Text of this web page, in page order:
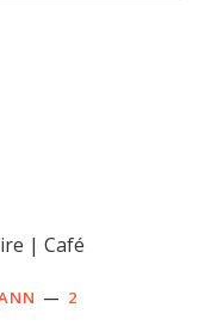
| Café
2